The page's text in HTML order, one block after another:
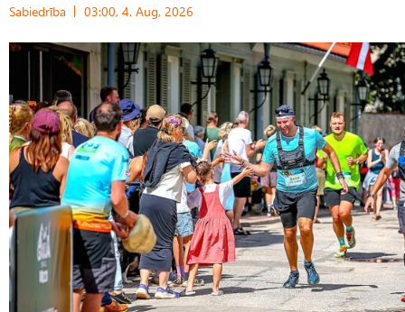
Sabiedrība 03:00, 4. Aug, 2026